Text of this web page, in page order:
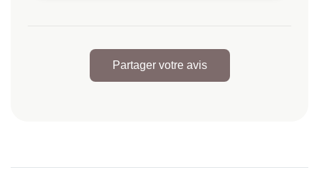
Partager votre avis